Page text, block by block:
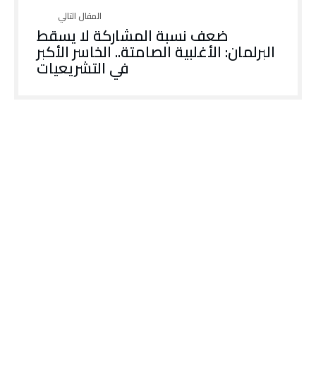
ضعف نسبة المشاركة لا يسقط
البرلمان: الأغلبية الصامتة.. الخاسر الأكبر
في التشريعيات